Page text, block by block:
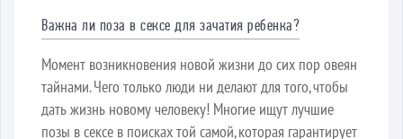
Важна ли поза в сексе для зачатия ребенка?
Момент возникновения новой жизни до сих пор овеян
тайнами. Чего только люди ни делают для того, чтобы
дать жизнь новому человеку! Многие ищут лучшие
позы в сексе в поисках той самой, которая гарантирует